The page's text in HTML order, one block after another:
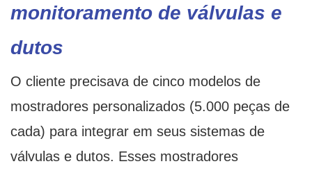
monitoramento de válvulas e
dutos
O cliente precisava de cinco modelos de
mostradores personalizados (5.000 peças de
cada) para integrar em seus sistemas de
válvulas e dutos. Esses mostradores